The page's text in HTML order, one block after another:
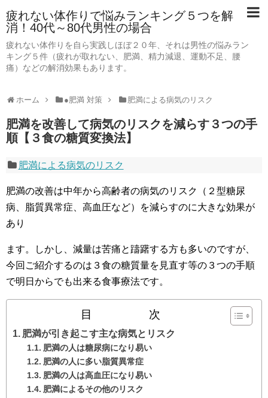
疲れない体作りで悩みランキング５つを解
消！40代～80代男性の場合
疲れない体作りを自ら実践しほぼ２０年、それは男性の悩みラン
キング５件（疲れが取れない、肥満、精力減退、運動不足、腰
痛）などの解消効果もあります。
ホーム ●肥満 対策 肥満による病気のリスク
肥満を改善して病気のリスクを減らす３つの手
順【３食の糖質変換法】
肥満による病気のリスク
肥満の改善は中年から高齢者の病気のリスク（２型糖尿
病、脂質異常症、高血圧など）を減らすのに大きな効果が
あり
ます。しかし、減量は苦痛と躊躇する方も多いのですが、
今回ご紹介するのは３食の糖質量を見直す等の３つの手順
で明日からでも出来る食事療法です。
目 次
肥満が引き起こす主な病気とリスク
肥満の人は糖尿病になり易い
肥満の人に多い脂質異常症
肥満の人は高血圧になり易い
肥満によるその他のリスク